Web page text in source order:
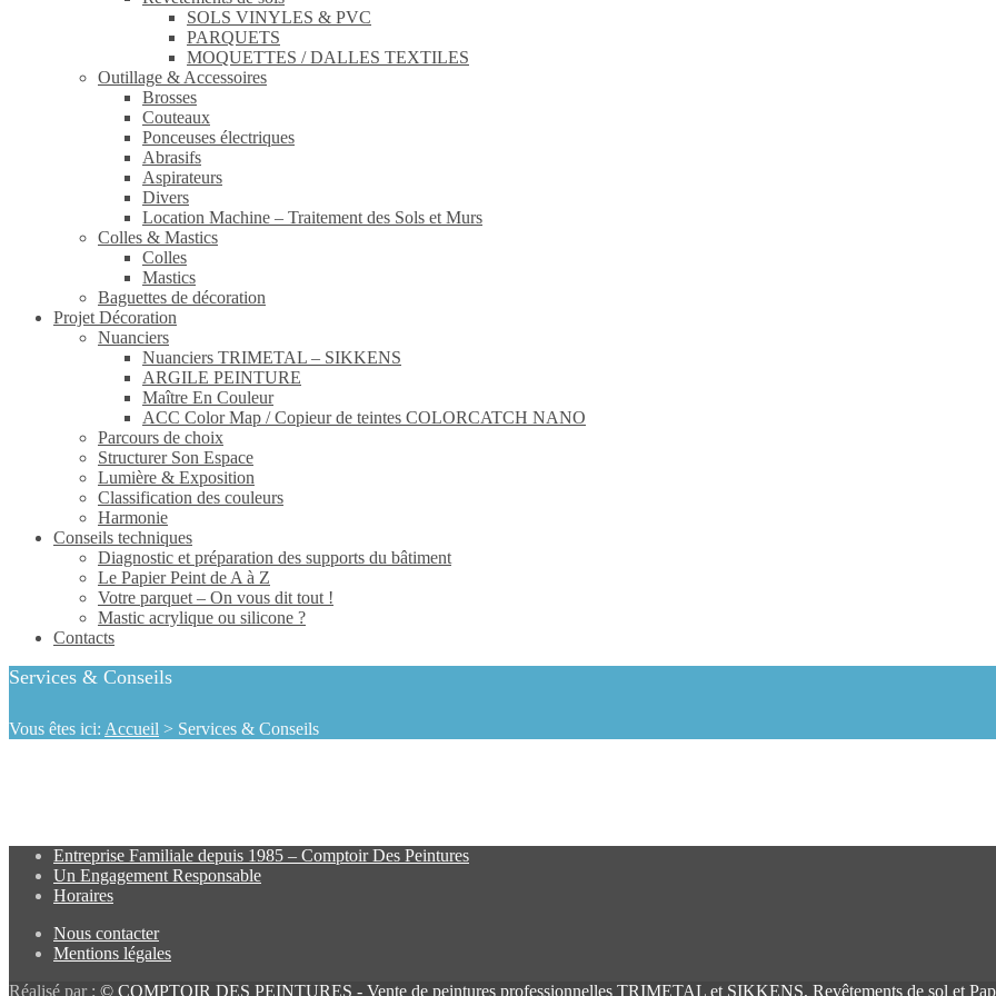
SOLS VINYLES & PVC
PARQUETS
MOQUETTES / DALLES TEXTILES
Outillage & Accessoires
Brosses
Couteaux
Ponceuses électriques
Abrasifs
Aspirateurs
Divers
Location Machine – Traitement des Sols et Murs
Colles & Mastics
Colles
Mastics
Baguettes de décoration
Projet Décoration
Nuanciers
Nuanciers TRIMETAL – SIKKENS
ARGILE PEINTURE
Maître En Couleur
ACC Color Map / Copieur de teintes COLORCATCH NANO
Parcours de choix
Structurer Son Espace
Lumière & Exposition
Classification des couleurs
Harmonie
Conseils techniques
Diagnostic et préparation des supports du bâtiment
Le Papier Peint de A à Z
Votre parquet – On vous dit tout !
Mastic acrylique ou silicone ?
Contacts
Services & Conseils
Vous êtes ici: Accueil > Services & Conseils
Entreprise Familiale depuis 1985 – Comptoir Des Peintures
Un Engagement Responsable
Horaires
Nous contacter
Mentions légales
Réalisé par : © COMPTOIR DES PEINTURES - Vente de peintures professionnelles TRIMETAL et SIKKENS, Revêtements de sol et